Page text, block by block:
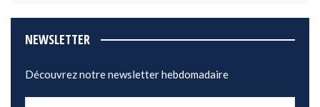
NEWSLETTER
Découvrez notre newsletter hebdomadaire